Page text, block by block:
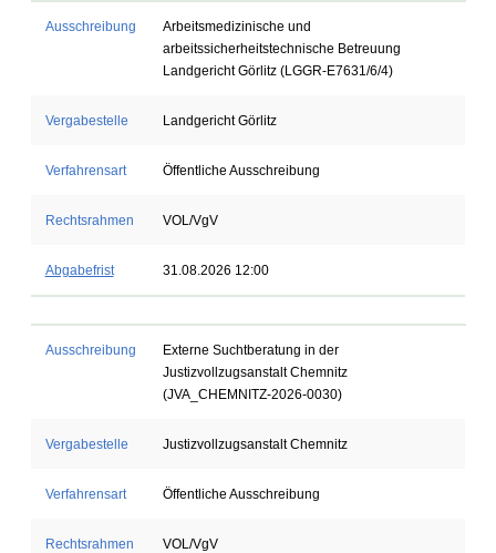
Ausschreibung
Arbeitsmedizinische und
arbeitssicherheitstechnische Betreuung
Landgericht Görlitz (LGGR-E7631/6/4)
Vergabestelle Landgericht Görlitz
Verfahrensart Öffentliche Ausschreibung
Rechtsrahmen VOL/VgV
Abgabefrist 31.08.2026 12:00
Ausschreibung
Externe Suchtberatung in der
Justizvollzugsanstalt Chemnitz
(JVA_CHEMNITZ-2026-0030)
Vergabestelle Justizvollzugsanstalt Chemnitz
Verfahrensart Öffentliche Ausschreibung
Rechtsrahmen VOL/VgV